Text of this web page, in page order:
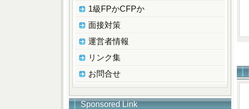
1級FPかCFPか
面接対策
運営者情報
リンク集
お問合せ
Sponsored Link